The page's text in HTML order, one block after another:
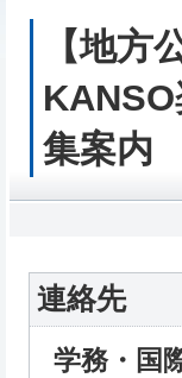
【地方
集案内
連絡先
学務・国